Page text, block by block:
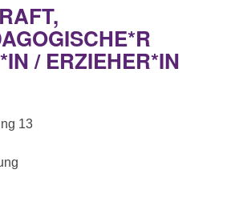
/ ERZIEHER*IN
13